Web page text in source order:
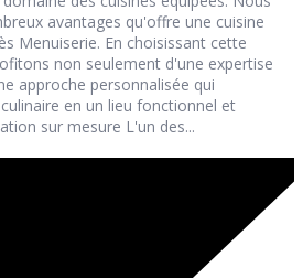
avantages qu'offre une cuisine
Menuiserie. En choisissant cette
non seulement d'une expertise
approche personnalisée qui
en un lieu fonctionnel et
sur mesure L'un des...